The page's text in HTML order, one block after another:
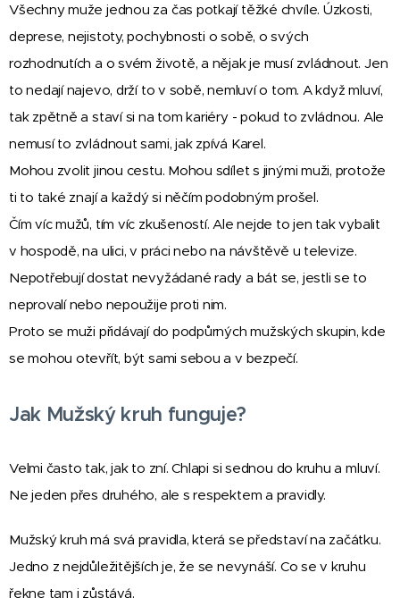
Všechny muže jednou za čas potkají těžké chvíle. Úzkosti,
deprese, nejistoty, pochybnosti o sobě, o svých
rozhodnutích a o svém životě, a nějak je musí zvládnout. Jen
to nedají najevo, drží to v sobě, nemluví o tom. A když mluví,
tak zpětně a staví si na tom kariéry - pokud to zvládnou. Ale
nemusí to zvládnout sami, jak zpívá Karel.
Mohou zvolit jinou cestu. Mohou sdílet s jinými muži, protože
ti to také znají a každý si něčím podobným prošel.
Čím víc mužů, tím víc zkušeností. Ale nejde to jen tak vybalit
v hospodě, na ulici, v práci nebo na návštěvě u televize.
Nepotřebují dostat nevyžádané rady a bát se, jestli se to
neprovalí nebo nepoužije proti nim.
Proto se muži přidávají do podpůrných mužských skupin, kde
se mohou otevřít, být sami sebou a v bezpečí.
Jak Mužský kruh funguje?
Velmi často tak, jak to zní. Chlapi si sednou do kruhu a mluví.
Ne jeden přes druhého, ale s respektem a pravidly.
Mužský kruh má svá pravidla, která se představí na začátku.
Jedno z nejdůležitějších je, že se nevynáší. Co se v kruhu
řekne tam i zůstává.